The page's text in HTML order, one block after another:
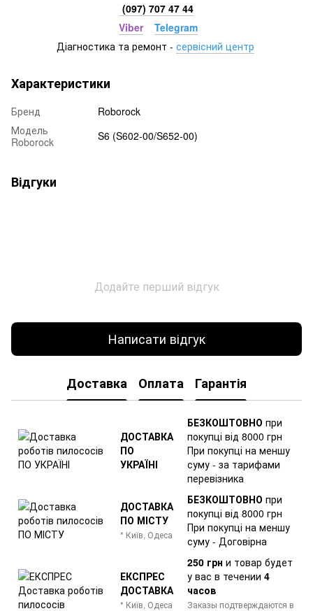
(097) 707 47 44
Viber
Telegram
Діагностика та ремонт - сервісний центр
Характеристики
Бренд
Roborock
Модель
Roborock
S6 (S602-00/S652-00)
Відгуки
Додайте перший відгук
Написати відгук
Доставка Оплата Гарантія
ДОСТАВКА
ПО
УКРАЇНІ
БЕЗКОШТОВНО при
покупці від 8000 грн
При покупці на меншу
суму - за тарифами
перевізника
ДОСТАВКА
ПО МІСТУ
* Київ, Одеса
БЕЗКОШТОВНО при
покупці від 8000 грн
При покупці на меншу
суму - Договірна
ЕКСПРЕС
ДОСТАВКА
* Київ, Одеса
250 грн и товар будет
у вас в течении 4
часов
Заказы подтверждаются в